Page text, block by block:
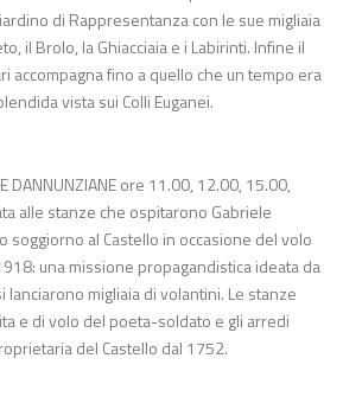
di Rappresentanza con le sue migliaia
il Brolo, la Ghiacciaia e i Labirinti. Infine il
accompagna fino a quello che un tempo era
vista sui Colli Euganei.
DANNUNZIANE ore 11.00, 12.00, 15.00,
alle stanze che ospitarono Gabriele
soggiorno al Castello in occasione del volo
una missione propagandistica ideata da
lanciarono migliaia di volantini. Le stanze
e di volo del poeta-soldato e gli arredi
del Castello dal 1752.